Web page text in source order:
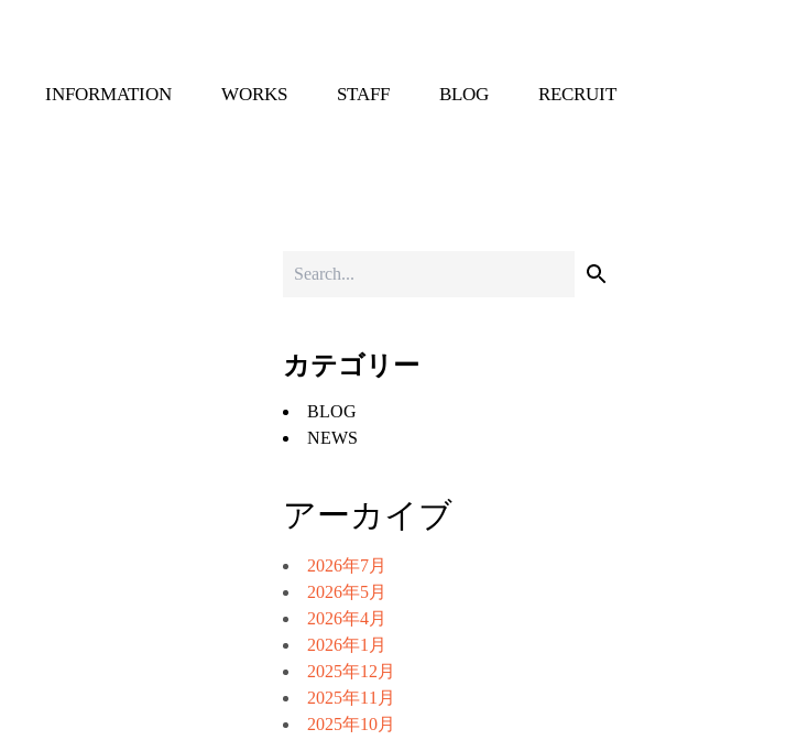
INFORMATION WORKS STAFF BLOG RECRUIT
カテゴリー
BLOG
NEWS
アーカイブ
2026年7月
2026年5月
2026年4月
2026年1月
2025年12月
2025年11月
2025年10月